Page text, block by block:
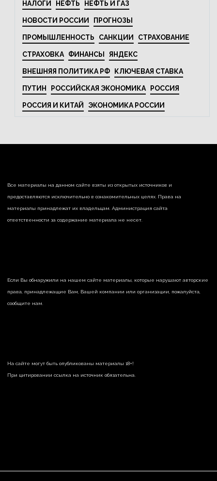
НАЛОГИ НЕФТЬ НЕФТЬ И ГАЗ
НОВОСТИ РОССИИ ПРОГНОЗЫ
ПРОМЫШЛЕННОСТЬ САНКЦИИ СТРАХОВАНИЕ
СТРАХОВКА ФИНАНСЫ ЯНДЕКС
ВНЕШНЯЯ ПОЛИТИКА РФ КЛЮЧЕВАЯ СТАВКА
ПУТИН РОССИЙСКАЯ ЭКОНОМИКА РОССИЯ
РОССИЯ И КИТАЙ ЭКОНОМИКА РОССИИ
Все материалы на данном сайте взяты из открытых источников и
предоставляются исключительно в ознакомительных целях. Права на
материалы принадлежат их владельцам. Администрация сайта
ответственности за содержание материала не несет.
Если Вы обнаружили на нашем сайте материалы, которые нарушают авторские
права, принадлежащие Вам, Вашей компании или организации, пожалуйста,
сообщите нам.
На сайте могут быть опубликованы материалы 18+!
При цитировании ссылка на источник обязательна.